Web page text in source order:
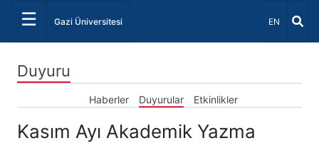
☰ Gazi Üniversitesi Dil Seçiniz
EN
Duyuru
Haberler Duyurular Etkinlikler
Kasım Ayı Akademik Yazma